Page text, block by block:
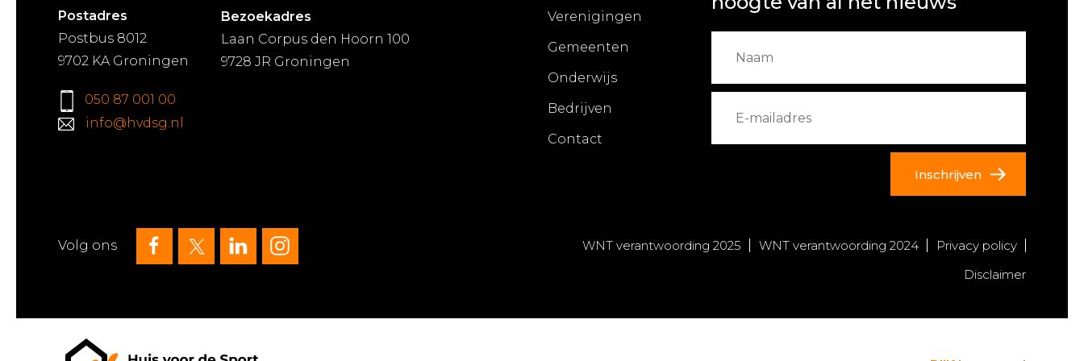
Postadres
Postbus 8012
9702 KA Groningen
050 87 001 00
info@hvdsg.nl
Bezoekadres
Laan Corpus den Hoorn 100
9728 JR Groningen
Verenigingen
Gemeenten
Onderwijs
Bedrijven
Contact
Inschrijven
Volg ons WNT verantwoording 2025 WNT verantwoording 2024
Privacy policy
Disclaimer